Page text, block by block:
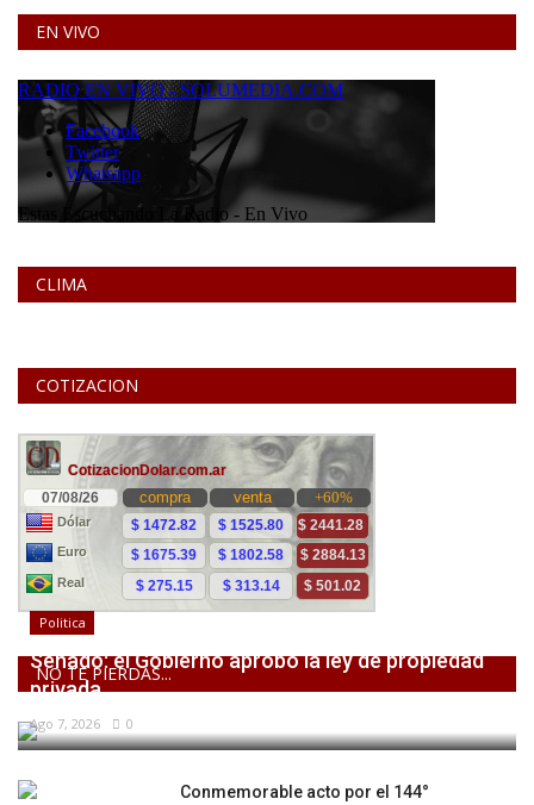
EN VIVO
CLIMA
COTIZACION
NO TE PIERDAS...
Politica
Senado: el Gobierno aprobó la ley de propiedad
privada,...
Ago 7, 2026 0
Conmemorable acto por el 144°